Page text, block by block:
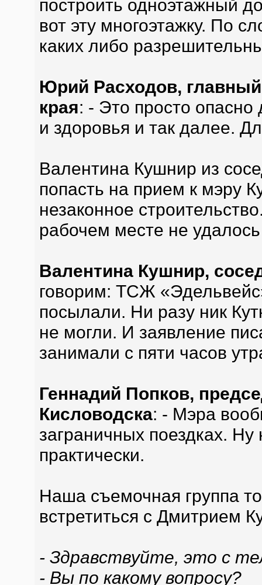
построить одноэтажный
вот эту многоэтажку. По
каких либо
Юрий Расходов, главный
края: - Это просто
и здоровья и так далее.
Валентина Кушнир из
попасть на прием к мэру
незаконное
рабочем месте не
Валентина Кушнир,
говорим: ТСЖ
посылали. Ни разу ник
не могли. И заявление
занимали с пяти часов
Геннадий Попков,
Кисловодска: - Мэра
заграничных поездках.
практически.
Наша съемочная группа
встретиться с Дмитрием
- Здравствуйте, это с
- Вы по какому вопросу?